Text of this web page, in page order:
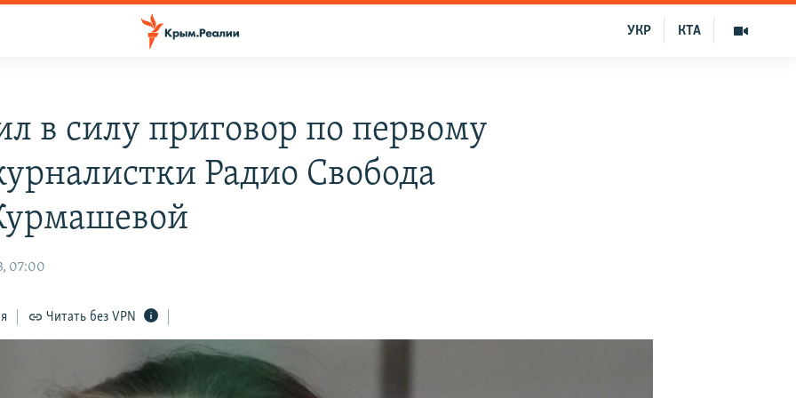
КТА
УКР
в силу приговор по первому
Радио Свобода
07:00
Читать без VPN